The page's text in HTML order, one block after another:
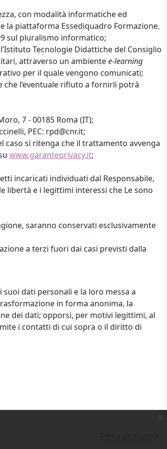
con modalità informatiche ed
la piattaforma Essediquadro Formazione.
sul pluralismo informatico;
Tecnologie Didattiche del Consiglio
attraverso un ambientee-learning
per il quale vengono comunicati;
l’eventuale rifiuto a fornirli potrà
7 - 00185 Roma (IT);
PEC: rpd@cnr.it;
caso si ritenga che il trattamento avvenga
www.garanteprivacy.it;
incaricati individuati dal Responsabile,
libertà e i legittimi interessi che Le sono
saranno conservati esclusivamente
a terzi fuori dai casi previsti dalla
dati personali e la loro messa a
in forma anonima, la
dei dati; opporsi, per motivi legittimi, al
i contatti di cui sopra o il diritto di